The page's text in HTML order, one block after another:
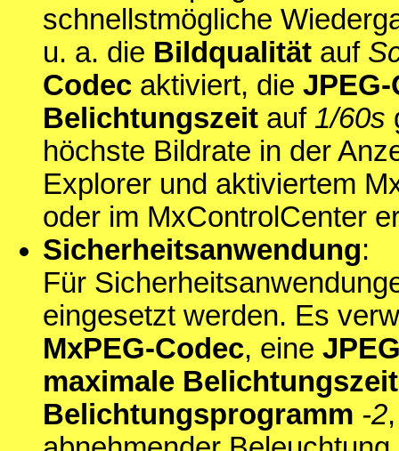
schnellstmögliche
u. a. die Bildqualität auf
Codec aktiviert, die
Belichtungszeit auf 1/60s
höchste Bildrate in der
Explorer und aktiviertem
oder im MxControlCenter
Sicherheitsanwendung:
Für
eingesetzt werden. Es
MxPEG-Codec, eine
maximale Belichtungszeit
Belichtungsprogramm -2